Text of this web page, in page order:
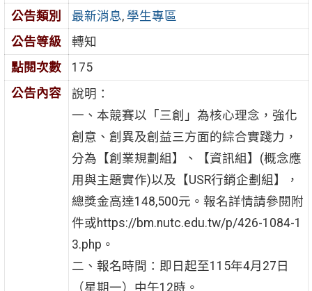
公告類別
最新消息, 學生專區
公告等級
轉知
點閱次數
175
公告內容
說明：
一、本競賽以「三創」為核心理念，強化
創意、創異及創益三方面的綜合實踐力，
分為【創業規劃組】、【資訊組】(概念應
用與主題實作)以及【USR行銷企劃組】，
總獎金高達148,500元。報名詳情請參閱附
件或https://bm.nutc.edu.tw/p/426-1084-1
3.php。
二、報名時間：即日起至115年4月27日
（星期一）中午12時。